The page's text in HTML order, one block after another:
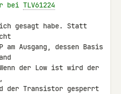
bei TLV61224
ich gesagt habe. Statt
am Ausgang, dessen Basis
der Low ist wird der
der Transistor gesperrt